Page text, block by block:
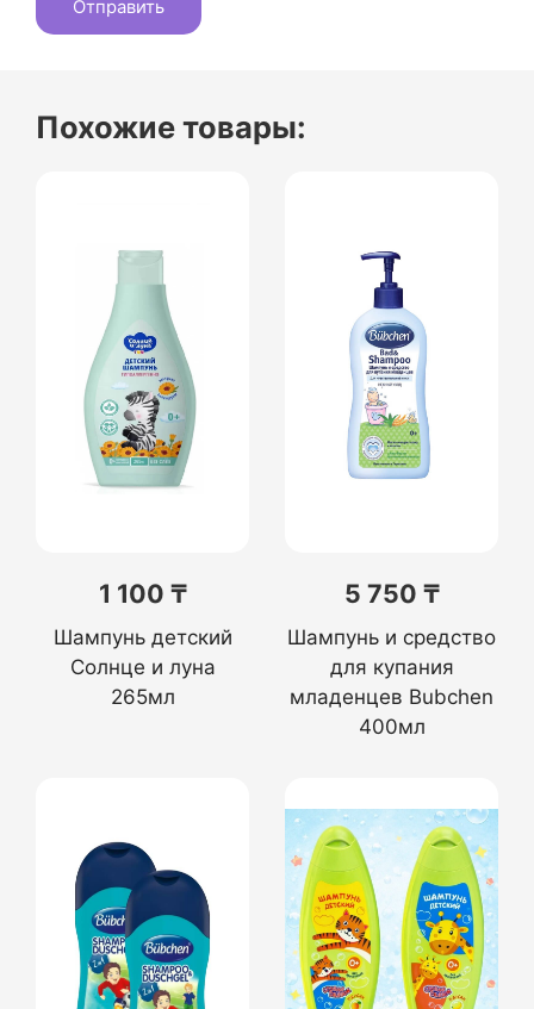
Похожие товары:
1 100 ₸
Шампунь детский
Солнце и луна
265мл
5 750 ₸
Шампунь и средство
для купания
младенцев Bubchen
400мл